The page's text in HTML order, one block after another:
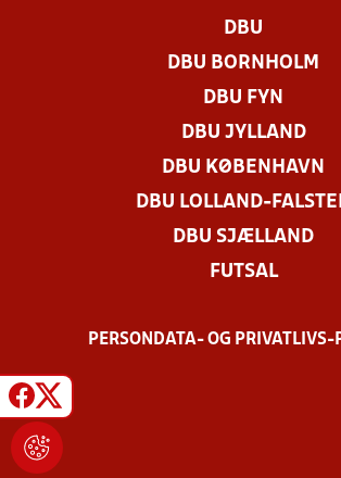
DBU
DBU BORNHOLM
DBU FYN
DBU JYLLAND
DBU KØBENHAVN
DBU LOLLAND-
DBU SJÆLLAND
FUTSAL
PERSONDATA- OG PRIVATLIVS-